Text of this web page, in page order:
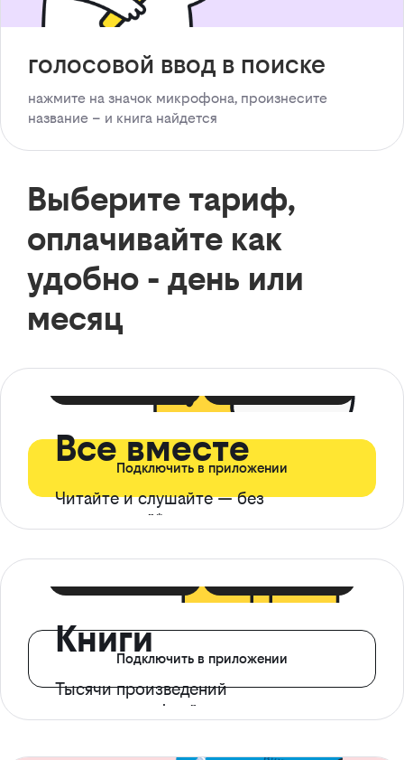
голосовой ввод в поиске
нажмите на значок микрофона, произнесите
название – и книга найдется
Выберите тариф,
оплачивайте как
удобно - день или
месяц
Все вместе
Читайте и слушайте — без
ограничений*
Подключить в приложении
Книги
Тысячи произведений
с доступом офлайн
Подключить в приложении